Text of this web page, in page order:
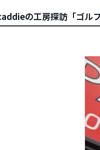
の工房探訪「ゴル